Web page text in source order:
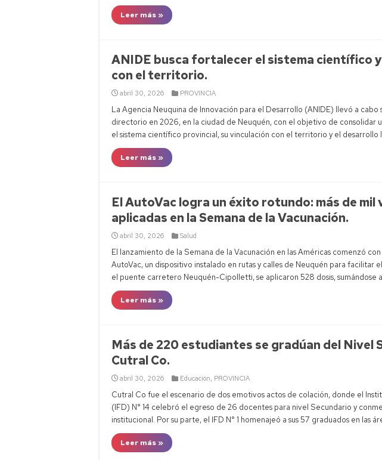
Leer más »
ANIDE busca fortalecer el sistema científico
con el territorio.
abril 30, 2026 PROVINCIA
La Agencia Neuquina de Innovación para el Desarrollo (ANIDE) llevó a cabo
directorio en 2026, en la ciudad de Neuquén, con el objetivo de consolidar
el sistema científico provincial, su vinculación con el territorio y el desarrollo
Leer más »
El AutoVac logra un éxito rotundo: más de mil
aplicadas en la Semana de la Vacunación.
abril 30, 2026 Salud
El lanzamiento de la Semana de la Vacunación en las Américas comenzó
AutoVac, un dispositivo instalado en rutas y calles de Neuquén para facilitar
el puente carretero Neuquén-Cipolletti, se aplicaron 528 dosis, sumándose
Leer más »
Más de 220 estudiantes se gradúan del Nivel
Cutral Co.
abril 30, 2026 Educación, PROVINCIA
Cutral Co fue el escenario de dos emotivos actos de colación, donde el
(IFD) N° 14 celebró el egreso de 26 docentes para nivel Secundario y
institucional. Por su parte, el IFD N° 1 homenajeó a sus 57 graduados en las
Leer más »